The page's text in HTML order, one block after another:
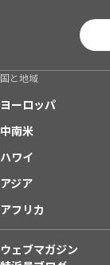
国と地域
ヨーロッパ
中南米
ハワイ
アジア
アフリカ
ウェブマガジン